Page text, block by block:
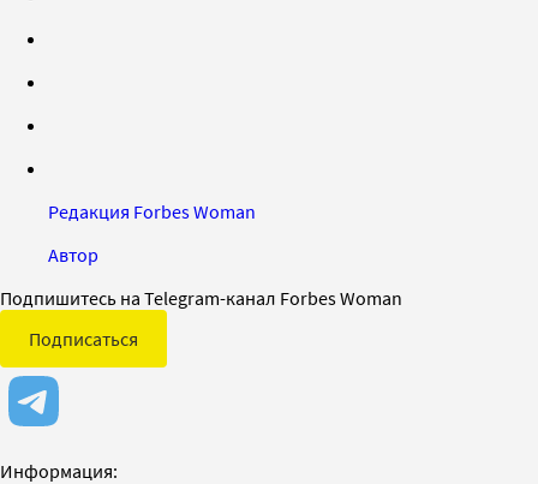
Редакция Forbes Woman
Автор
Подпишитесь на Telegram-канал Forbes Woman
Подписаться
Информация: